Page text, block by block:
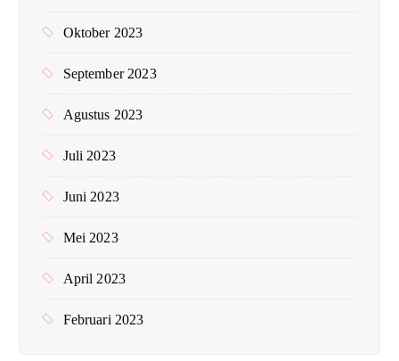
Oktober 2023
September 2023
Agustus 2023
Juli 2023
Juni 2023
Mei 2023
April 2023
Februari 2023